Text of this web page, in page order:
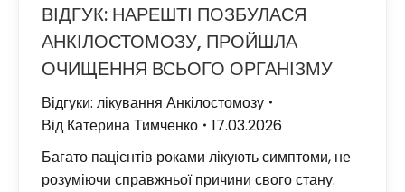
ВІДГУК: НАРЕШТІ ПОЗБУЛАСЯ
АНКІЛОСТОМОЗУ, ПРОЙШЛА
ОЧИЩЕННЯ ВСЬОГО ОРГАНІЗМУ
Відгуки: лікування Анкілостомозу
Від Катерина Тимченко
17.03.2026
Багато пацієнтів роками лікують симптоми, не
розуміючи справжньої причини свого стану.